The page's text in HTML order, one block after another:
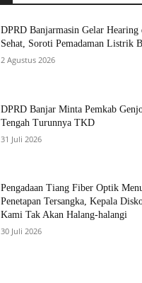
DPRD Banjarmasin Gelar Hearing
Sehat, Soroti Pemadaman Listrik
2 Agustus 2026
DPRD Banjar Minta Pemkab
Tengah Turunnya TKD
31 Juli 2026
Pengadaan Tiang Fiber Optik
Penetapan Tersangka, Kepala
Kami Tak Akan Halang-halangi
30 Juli 2026